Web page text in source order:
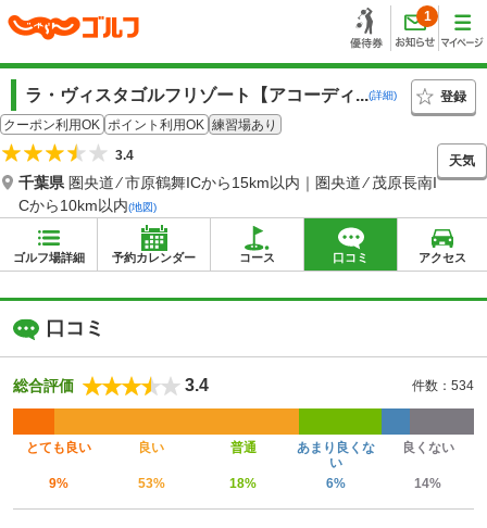
1
ラ・ヴィスタゴルフリゾート【アコーディ...(詳細)
登録
クーポン利用OK ポイント利用OK 練習場あり
3.4
千葉県 圏央道 ⁄ 市原鶴舞ICから15km以内｜圏央道 ⁄ 茂原長南I
Cから10km以内(地図)
天気
ゴルフ場詳細 予約カレンダー コース 口コミ アクセス
口コミ
総合評価 3.4 件数：534
とても良い 良い 普通
あまり良くな
い
良くない
9% 53% 18% 6% 14%